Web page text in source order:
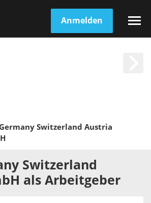
Anmelden
Germany Switzerland Austria
Switzerland
als Arbeitgeber